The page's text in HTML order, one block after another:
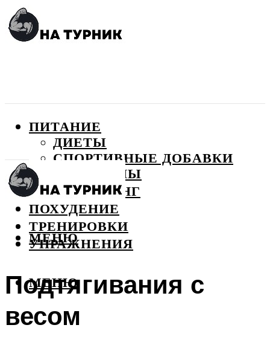
ПИТАНИЕ
ДИЕТЫ
СПОРТИВНЫЕ ДОБАВКИ
ВИТАМИНЫ
БОДИБИЛДИНГ
ПОХУДЕНИЕ
ТРЕНИРОВКИ
УПРАЖНЕНИЯ
МЕНЮ
МЕНЮ
Подтягивания с
весом